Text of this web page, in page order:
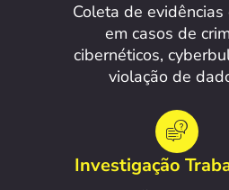
Coleta de
em casos de
cibernéticos,
violação de
Investigação